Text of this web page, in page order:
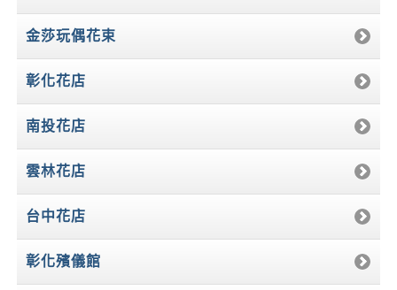
金莎玩偶花束
彰化花店
南投花店
雲林花店
台中花店
彰化殯儀館